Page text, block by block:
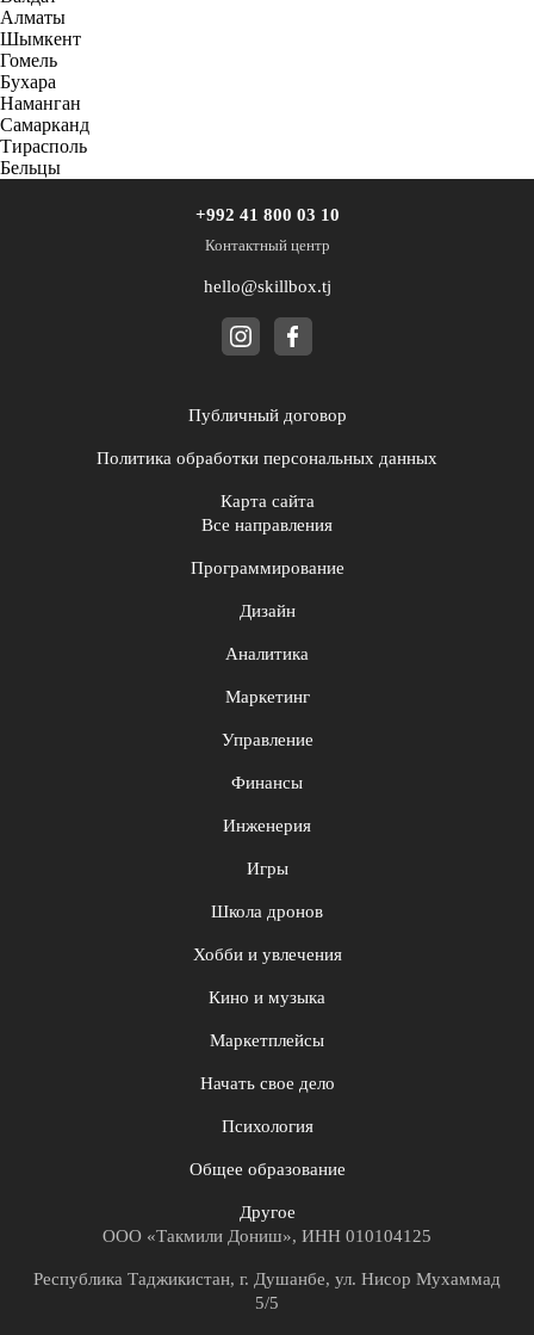
Алматы
Шымкент
Гомель
Бухара
Наманган
Самарканд
Тирасполь
Бельцы
+992 41 800 03 10
Контактный центр
hello@skillbox.tj
Публичный договор
Политика обработки персональных данных
Карта сайта
Все направления
Программирование
Дизайн
Аналитика
Маркетинг
Управление
Финансы
Инженерия
Игры
Школа дронов
Хобби и увлечения
Кино и музыка
Маркетплейсы
Начать свое дело
Психология
Общее образование
Другое
ООО «Такмили Дониш», ИНН 010104125
Республика Таджикистан, г. Душанбе, ул. Нисор Мухаммад
5/5